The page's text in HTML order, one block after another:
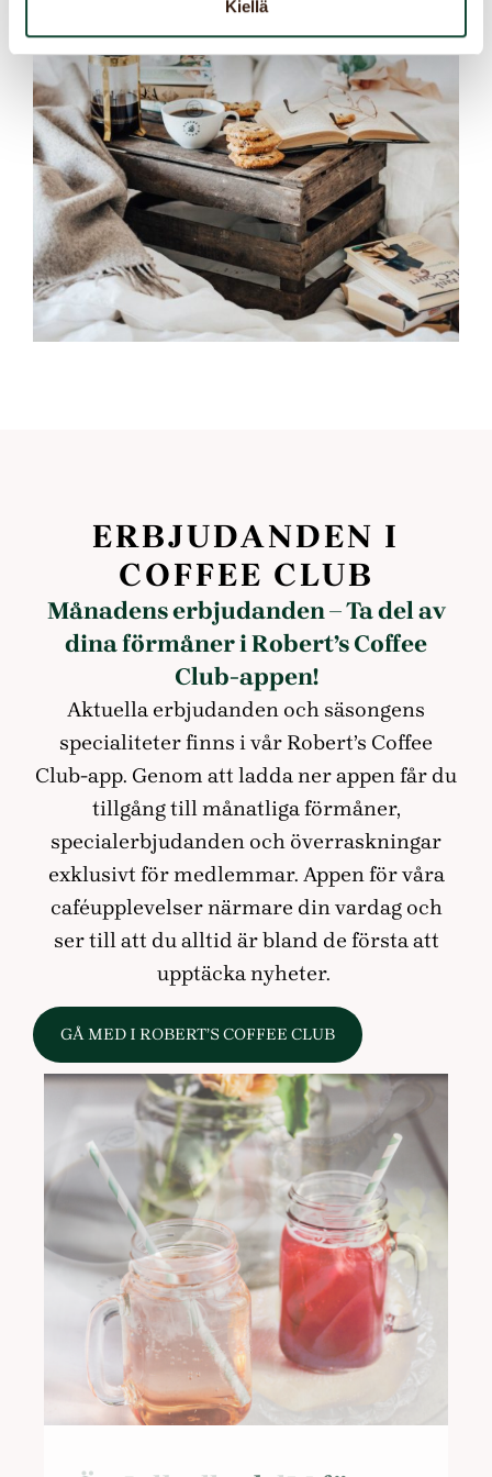
Kiellä
ERBJUDANDEN I
COFFEE CLUB
Månadens erbjudanden – Ta del av
dina förmåner i Robert’s Coffee
Club-appen!
Aktuella erbjudanden och säsongens
specialiteter finns i vår Robert’s Coffee
Club-app. Genom att ladda ner appen får du
tillgång till månatliga förmåner,
specialerbjudanden och överraskningar
exklusivt för medlemmar. Appen för våra
caféupplevelser närmare din vardag och
ser till att du alltid är bland de första att
upptäcka nyheter.
GÅ MED I ROBERT’S COFFEE CLUB